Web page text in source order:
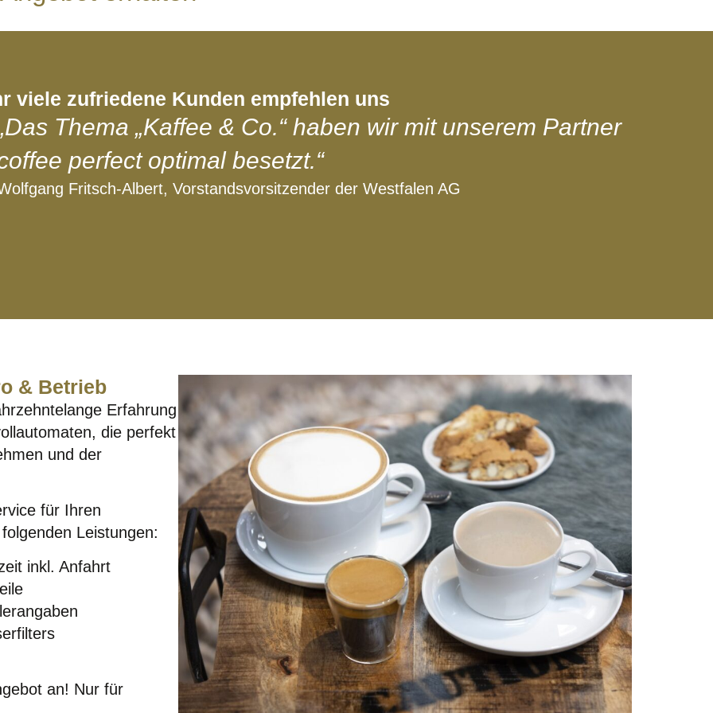
viele zufriedene Kunden empfehlen uns
Thema „Kaffee & Co.“ haben wir mit unserem Partner
perfect optimal besetzt.“
Fritsch-Albert, Vorstandsvorsitzender der Westfalen AG
& Betrieb
Erfahrung
die perfekt
und der
für Ihren
Leistungen:
inkl. Anfahrt
an! Nur für